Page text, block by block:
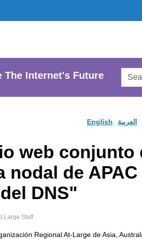
The Internet's Future
English العربية
web conjunto
nodal de
DNS"
Large Staff
Regional At-Large de Asia,